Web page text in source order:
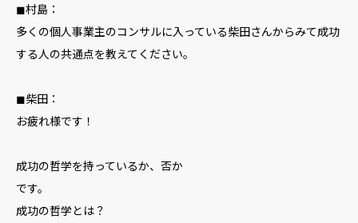
◼︎村島：
多くの個人事業主のコンサルに入っている柴田さんからみて成功
する人の共通点を教えてください。
◼︎柴田：
お疲れ様です！
成功の哲学を持っているか、否か
です。
成功の哲学とは？